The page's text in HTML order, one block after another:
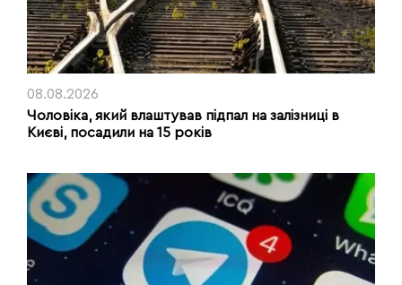
08.08.2026
Чоловіка, який влаштував підпал на залізниці в
Києві, посадили на 15 років